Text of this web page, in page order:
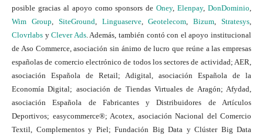
posible gracias al apoyo como sponsors deOney,Elenpay,DonDominio,
Wim Group, SiteGround,Linguaserve,Geotelecom,Bizum,Stratesys,
Clovrlabs yClever Ads. Además, también contó con el apoyo institucional
de Aso Commerce, asociación sin ánimo de lucro que reúne a las empresas
españolas de comercio electrónico de todos los sectores de actividad; AER,
asociación Española de Retail; Adigital, asociación Española de la
Economía Digital; asociación de Tiendas Virtuales de Aragón; Afydad,
asociación Española de Fabricantes y Distribuidores de Artículos
Deportivos; easycommerce®; Acotex, asociación Nacional del Comercio
Textil, Complementos y Piel; Fundación Big Data y Clúster Big Data